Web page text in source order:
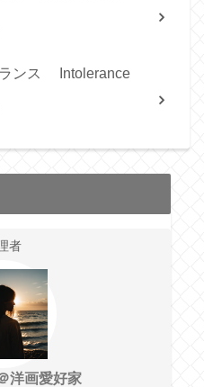
ランス Intolerance
者
洋画愛好家